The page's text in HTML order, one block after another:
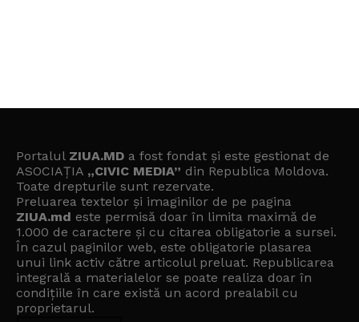
Portalul ZIUA.MD a fost fondat și este gestionat de
ASOCIAȚIA „CIVIC MEDIA” din Republica Moldova.
Toate drepturile sunt rezervate.
Preluarea textelor și imaginilor de pe pagina
ZIUA.md este permisă doar în limita maximă de
1.000 de caractere și cu citarea obligatorie a sursei.
În cazul paginilor web, este obligatorie plasarea
unui link activ către articolul preluat. Republicarea
integrală a materialelor se poate realiza doar în
condițiile în care există un acord prealabil cu
proprietarul.